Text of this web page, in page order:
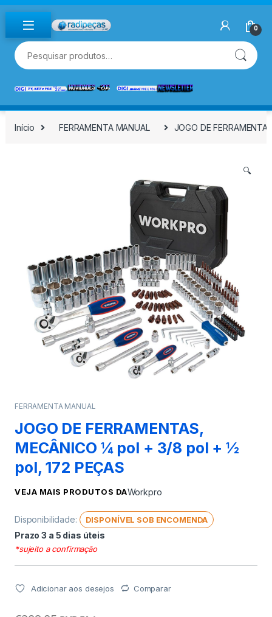
Skip to navigation
Skip to content
0
Pesquisar por:
Início FERRAMENTA MANUAL JOGO DE
🔍
FERRAMENTA MANUAL
JOGO DE FERRAMENTAS,
MECÂNICO ¼ pol + 3/8 pol + ½
pol, 172 PEÇAS
VEJA MAIS PRODUTOS DAWorkpro
Disponibilidade: DISPONÍVEL SOB ENCOMENDA
Prazo 3 a 5 dias úteis
*sujeito a confirmação
Adicionar aos desejos Comparar